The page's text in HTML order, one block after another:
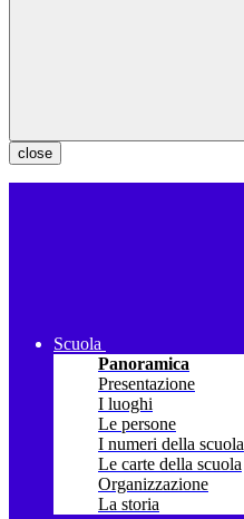
close
Scuola
Panoramica
Presentazione
I luoghi
Le persone
I numeri della scuola
Le carte della scuola
Organizzazione
La storia